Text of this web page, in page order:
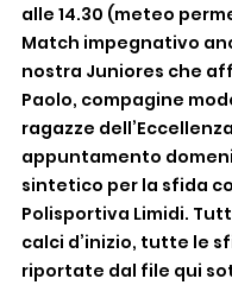
alle 14.30 (meteo
Match impegnativo
nostra Juniores che
Paolo, compagine
ragazze
appuntamento
sintetico per la sfida
Polisportiva Limidi.
calci d’inizio, tutte le
riportate dal file qui